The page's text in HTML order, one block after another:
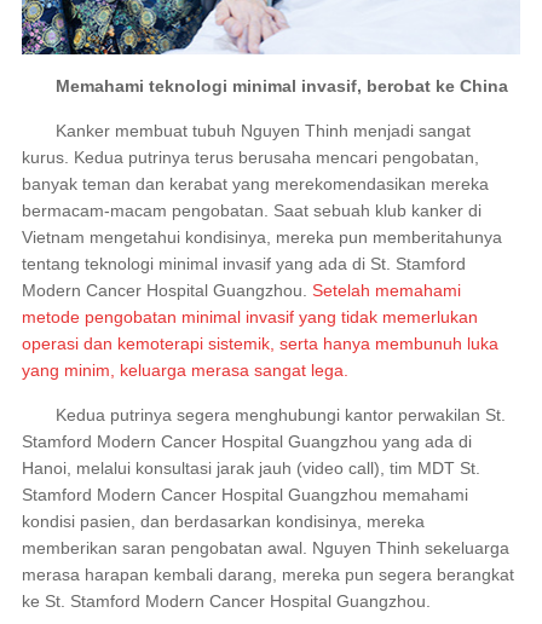
Memahami teknologi minimal invasif, berobat ke China
Kanker membuat tubuh Nguyen Thinh menjadi sangat
kurus. Kedua putrinya terus berusaha mencari pengobatan,
banyak teman dan kerabat yang merekomendasikan mereka
bermacam-macam pengobatan. Saat sebuah klub kanker di
Vietnam mengetahui kondisinya, mereka pun memberitahunya
tentang teknologi minimal invasif yang ada di St. Stamford
Modern Cancer Hospital Guangzhou. Setelah memahami
metode pengobatan minimal invasif yang tidak memerlukan
operasi dan kemoterapi sistemik, serta hanya membunuh luka
yang minim, keluarga merasa sangat lega.
Kedua putrinya segera menghubungi kantor perwakilan St.
Stamford Modern Cancer Hospital Guangzhou yang ada di
Hanoi, melalui konsultasi jarak jauh (video call), tim MDT St.
Stamford Modern Cancer Hospital Guangzhou memahami
kondisi pasien, dan berdasarkan kondisinya, mereka
memberikan saran pengobatan awal. Nguyen Thinh sekeluarga
merasa harapan kembali darang, mereka pun segera berangkat
ke St. Stamford Modern Cancer Hospital Guangzhou.